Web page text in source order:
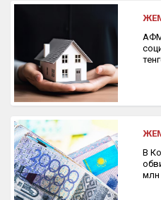
АФМ
В
млн